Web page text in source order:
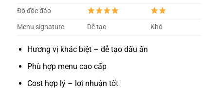
Độ độc đáo
Menu signature
Dễ tạo Khó
Hương vị khác biệt – dễ tạo dấu ấn
Phù hợp menu cao cấp
Cost hợp lý – lợi nhuận tốt